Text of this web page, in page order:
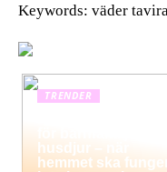
Keywords: väder
TRENDER
husdjur – när
hemmet ska